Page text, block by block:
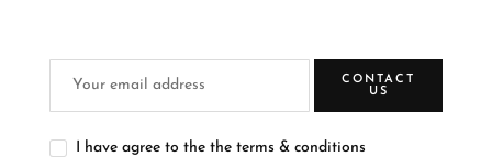
CONTACT
US
I have agree to the the terms & conditions